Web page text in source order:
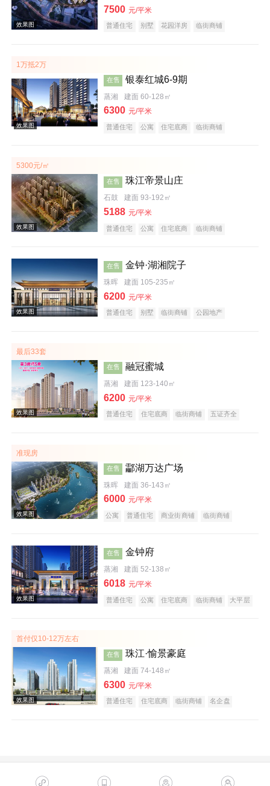
效果图
效果图
7500 元/平米
普通住宅 别墅 花园洋房
临街商铺
1万抵2万
在售 银泰红城6-9期
蒸湘 建面 60-128㎡
6300 元/平米
普通住宅 公寓 住宅底商
临街商铺
5300元/㎡
在售 珠江帝景山庄
石鼓 建面 93-192㎡
5188 元/平米
普通住宅 公寓 住宅底商
临街商铺
效果图
在售 金钟·湖湘院子
珠晖 建面 105-235㎡
6200 元/平米
普通住宅 别墅 临街商铺
公园地产
最后33套
效果图
在售 融冠蜜城
蒸湘 建面 123-140㎡
6200 元/平米
普通住宅 住宅底商 临街商铺 五证齐全
准现房
在售 酃湖万达广场
珠晖 建面 36-143㎡
6000 元/平米
公寓 普通住宅 商业街商铺
临街商铺
在售
金钟府
蒸湘 建面 52-138㎡
6018 元/平米
普通住宅 公寓 住宅底商 临街商铺
大平层
首付仅10-12万左右
在售 珠江·愉景豪庭
蒸湘 建面 74-148㎡
6300 元/平米
普通住宅 住宅底商 临街商铺
名企盘